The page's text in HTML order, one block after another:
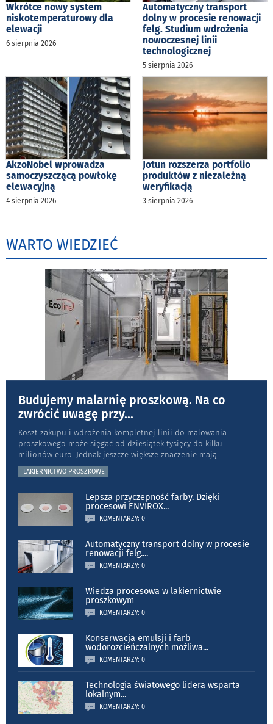
Wkrótce nowy system
niskotemperaturowy dla
elewacji
6 sierpnia 2026
Automatyczny transport
dolny w procesie renowacji
felg. Studium wdrożenia
nowoczesnej linii
technologicznej
5 sierpnia 2026
AkzoNobel wprowadza
samoczyszczącą powłokę
elewacyjną
4 sierpnia 2026
Jotun rozszerza portfolio
produktów z niezależną
weryfikacją
3 sierpnia 2026
WARTO WIEDZIEĆ
Budujemy malarnię proszkową. Na co
zwrócić uwagę przy...
Koszt zakupu i wdrożenia kompletnej linii do malowania
proszkowego może sięgać od dziesiątek tysięcy do kilku
milionów euro. Jednak jeszcze większe znaczenie mają
LAKIERNICTWO PROSZKOWE
Lepsza przyczepność farby. Dzięki
procesowi ENVIROX...
KOMENTARZY: 0
Automatyczny transport dolny w procesie
renowacji felg....
KOMENTARZY: 0
Wiedza procesowa w lakiernictwie
proszkowym
KOMENTARZY: 0
Konserwacja emulsji i farb
wodorozcieńczalnych możliwa...
KOMENTARZY: 0
Technologia światowego lidera wsparta
lokalnym...
KOMENTARZY: 0